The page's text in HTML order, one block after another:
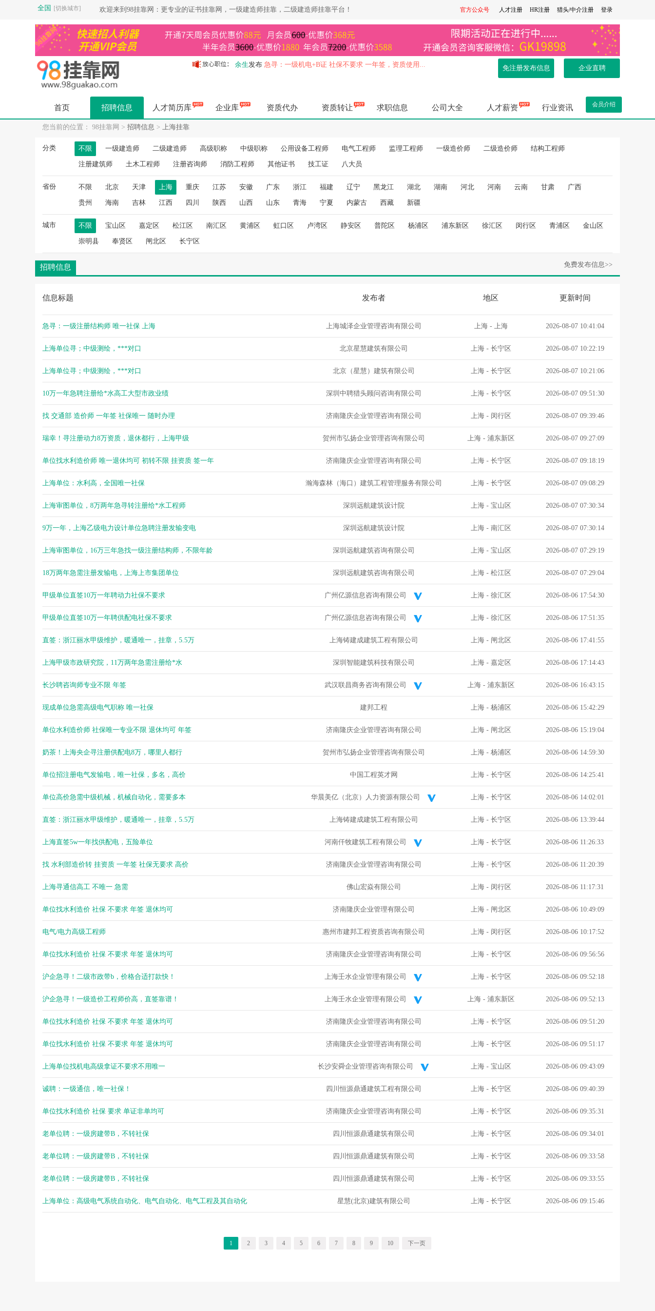
全国 [切换城市] 欢迎来到98挂靠网：更专业的证书挂靠网，一级建造师挂靠，二级建造师挂靠平台！ 人才注册 HR注册 猎头/中介注册 登录
官方公众号
企业直聘
免注册发布信息
余生发布 急寻：一级机电+B证 社保不要求 一年签，资质使用...
余生发布
高价急寻：一级建造师专业无限，资质使用，社保不要求...
余生
急寻：一级房建 不买社保 一年签，资质使用 马上上...
杨健发布长期收；四川三类ABC证书，涨价了打款快，其他证书...
空城发布
急寻：一级矿业裸证不转社保，马上上报...
杨健发布长期出；四川各种二建职称证书，欢迎企业老板前来咨询...
空城发布
高价寻：水利部监理，唯一社保，马上办理...
空城发布
寻：一级市政+B 资质使用 一年签，马上上报...
空城发布
急寻：一级市政裸证唯一社保 一年签，资质使用 马上...
带业绩，交通部监理 有的速度联系 1-2年签高价...
一级房建+市政+B，唯一社保 马上办理 有的联...
一级市政+房建+B+土建造价 2年签...
证书地区无限：急寻咨询师非单证单证初始，马上办理...
空城发布咨询师单证，马上办理 马上办理证书地区无限...
长期出；中工水利唯一全国网查撒都配合其他证书都有价...
杨健发布长期收；四川二建专业带BAC都要，长短期1300-...
长期收；四川中高级职称各种证书唯一社保价格美丽打款...
急寻：注册安全工程师 一年签，资质使用 马上上报...
急寻：建设部监理 社保不要求 资质使用 马上上报...
首页 招聘信息 人才简历库 企业库 资质代办 资质转让 求职信息 公司大全 人才薪资 行业资讯 会员介绍
您当前的位置： 98挂靠网 > 招聘信息 > 上海挂靠
分类 不限 一级建造师 二级建造师 高级职称 中级职称 公用设备工程师 电气工程师 监理工程师 一级造价师 二级造价师 结构工程师
注册建筑师 土木工程师 注册咨询师 消防工程师 其他证书 技工证 八大员
省份 不限 北京 天津 上海 重庆 江苏 安徽 广东 浙江 福建 辽宁 黑龙江 湖北 湖南 河北 河南 云南 甘肃 广西
贵州 海南 吉林 江西 四川 陕西 山西 山东 青海 宁夏 内蒙古 西藏 新疆
城市 不限 宝山区 嘉定区 松江区 南汇区 黄浦区 虹口区 卢湾区 静安区 普陀区 杨浦区 浦东新区 徐汇区 闵行区 青浦区 金山区
崇明县 奉贤区 闸北区 长宁区
招聘信息 免费发布信息>>
信息标题 发布者 地区 更新时间
急寻：一级注册结构师 唯一社保 上海 上海城泽企业管理咨询有限公司 上海- 上海 2026-08-07 10:41:04
上海单位寻；中级测绘，***对口 北京星慧建筑有限公司 上海- 长宁区 2026-08-07 10:22:19
上海单位寻；中级测绘，***对口 北京（星慧）建筑有限公司 上海- 长宁区 2026-08-07 10:21:06
10万一年急聘注册给*水高工大型市政业绩 深圳中聘猎头顾问咨询有限公司 上海- 长宁区 2026-08-07 09:51:30
找 交通部 造价师 一年签 社保唯一 随时办理 济南隆庆企业管理咨询有限公司 上海- 闵行区 2026-08-07 09:39:46
瑞幸！寻注册动力8万资质，退休都行，上海甲级 贺州市弘扬企业管理咨询有限公司 上海- 浦东新区 2026-08-07 09:27:09
单位找水利造价师 唯一退休均可 初转不限 挂资质 签一年 济南隆庆企业管理咨询有限公司 上海- 长宁区 2026-08-07 09:18:19
上海单位：水利高，全国唯一社保 瀚海森林（海口）建筑工程管理服务有限公司 上海- 长宁区 2026-08-07 09:08:29
上海审图单位，8万两年急寻转注册给*水工程师 深圳远航建筑设计院 上海- 宝山区 2026-08-07 07:30:34
9万一年，上海乙级电力设计单位急聘注册发输变电 深圳远航建筑设计院 上海- 南汇区 2026-08-07 07:30:14
上海审图单位，16万三年急找一级注册结构师，不限年龄 深圳远航建筑咨询有限公司 上海- 宝山区 2026-08-07 07:29:19
18万两年急需注册发输电，上海上市集团单位 深圳远航建筑咨询有限公司 上海- 松江区 2026-08-07 07:29:04
甲级单位直签10万一年聘动力社保不要求 广州亿源信息咨询有限公司 上海- 徐汇区 2026-08-06 17:54:30
甲级单位直签10万一年聘供配电社保不要求 广州亿源信息咨询有限公司 上海- 徐汇区 2026-08-06 17:51:35
直签：浙江丽水甲级维护，暖通唯一，挂章，5.5万 上海铸建成建筑工程有限公司 上海- 闸北区 2026-08-06 17:41:55
上海甲级市政研究院，11万两年急需注册给*水 深圳智能建筑科技有限公司 上海- 嘉定区 2026-08-06 17:14:43
长沙聘咨询师专业不限 年签 武汉联昌商务咨询有限公司 上海- 浦东新区 2026-08-06 16:43:15
现成单位急需高级电气职称 唯一社保 建邦工程 上海- 杨浦区 2026-08-06 15:42:29
单位水利造价师 社保唯一专业不限 退休均可 年签 济南隆庆企业管理咨询有限公司 上海- 闸北区 2026-08-06 15:19:04
奶茶！上海央企寻注册供配电8万，哪里人都行 贺州市弘扬企业管理咨询有限公司 上海- 杨浦区 2026-08-06 14:59:30
单位招注册电气发输电，唯一社保，多名，高价 中国工程英才网 上海- 长宁区 2026-08-06 14:25:41
单位高价急需中级机械，机械自动化，需要多本 华晨美亿（北京）人力资源有限公司 上海- 长宁区 2026-08-06 14:02:01
直签：浙江丽水甲级维护，暖通唯一，挂章，5.5万 上海铸建成建筑工程有限公司 上海- 长宁区 2026-08-06 13:39:44
上海直签5w一年找供配电，五险单位 河南仟牧建筑工程有限公司 上海- 长宁区 2026-08-06 11:26:33
找 水利部造价转 挂资质 一年签 社保无要求 高价 济南隆庆企业管理咨询有限公司 上海- 长宁区 2026-08-06 11:20:39
上海寻通信高工 不唯一 急需 佛山宏焱有限公司 上海- 闵行区 2026-08-06 11:17:31
单位找水利造价 社保 不要求 年签 退休均可 济南隆庆企业管理有限公司 上海- 闸北区 2026-08-06 10:49:09
电气/电力高级工程师 惠州市建邦工程资质咨询有限公司 上海- 闵行区 2026-08-06 10:17:52
单位找水利造价 社保 不要求 年签 退休均可 济南隆庆企业管理咨询有限公司 上海- 长宁区 2026-08-06 09:56:56
沪企急寻！二级市政带b，价格合适打款快！ 上海壬水企业管理有限公司 上海- 长宁区 2026-08-06 09:52:18
沪企急寻！一级造价工程师价高，直签靠谱！ 上海壬水企业管理有限公司 上海- 浦东新区 2026-08-06 09:52:13
单位找水利造价 社保 不要求 年签 退休均可 济南隆庆企业管理咨询有限公司 上海- 长宁区 2026-08-06 09:51:20
单位找水利造价 社保 不要求 年签 退休均可 济南隆庆企业管理咨询有限公司 上海- 长宁区 2026-08-06 09:51:17
上海单位找机电高级拿证不要求不用唯一 长沙安舜企业管理咨询有限公司 上海- 宝山区 2026-08-06 09:43:09
诚聘：一级通信，唯一社保！ 四川恒源鼎通建筑工程有限公司 上海- 长宁区 2026-08-06 09:40:39
单位找水利造价 社保 要求 单证非单均可 济南隆庆企业管理咨询有限公司 上海- 长宁区 2026-08-06 09:35:31
老单位聘：一级房建带B，不转社保 四川恒源鼎通建筑有限公司 上海- 长宁区 2026-08-06 09:34:01
老单位聘：一级房建带B，不转社保 四川恒源鼎通建筑有限公司 上海- 长宁区 2026-08-06 09:33:58
老单位聘：一级房建带B，不转社保 四川恒源鼎通建筑有限公司 上海- 长宁区 2026-08-06 09:33:55
上海单位：高级电气系统自动化、电气自动化、电气工程及其自动化 星慧(北京)建筑有限公司 上海- 长宁区 2026-08-06 09:15:46
1 2 3 4 5 6 7 8 9 10 下一页